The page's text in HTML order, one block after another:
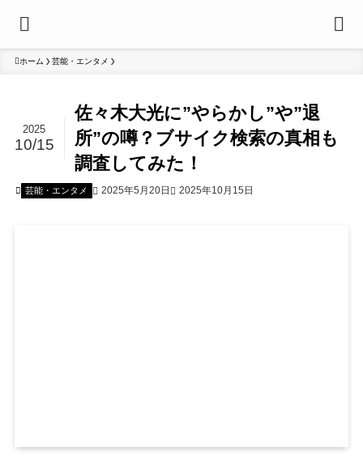
ホーム 芸能・エンタメ
佐々木大光に”やらかし”や”退
所”の噂？ブサイク検索の真相も
調査してみた！
2025
10/15
芸能・エンタメ 2025年5月20日 2025年10月15日